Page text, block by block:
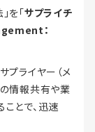
を「サプライチ
：
プライヤー（メ
情報共有や業
とで、迅速